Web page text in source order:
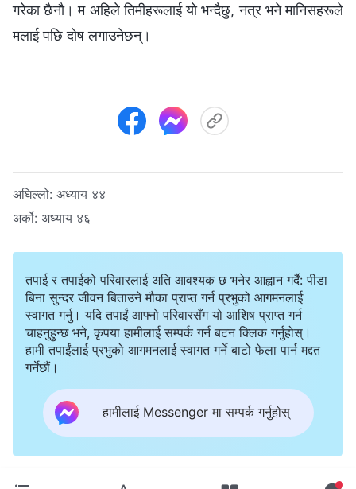
गरेका छैनौ। म अहिले तिमीहरूलाई यो भन्दैछु, नत्र भने मानिसहरूले
मलाई पछि दोष लगाउनेछन्।
अघिल्लो: अध्याय ४४
अर्को: अध्याय ४६
तपाई र तपाईको परिवारलाई अति आवश्यक छ भनेर आह्वान गर्दै: पीडा
बिना सुन्दर जीवन बिताउने मौका प्राप्त गर्न प्रभुको आगमनलाई
स्वागत गर्नु। यदि तपाईं आफ्नो परिवारसँग यो आशिष प्राप्त गर्न
चाहनुहुन्छ भने, कृपया हामीलाई सम्पर्क गर्न बटन क्लिक गर्नुहोस्।
हामी तपाईंलाई प्रभुको आगमनलाई स्वागत गर्ने बाटो फेला पार्न मद्दत
गर्नेछौं।
हामीलाई Messenger मा सम्पर्क गर्नुहोस्